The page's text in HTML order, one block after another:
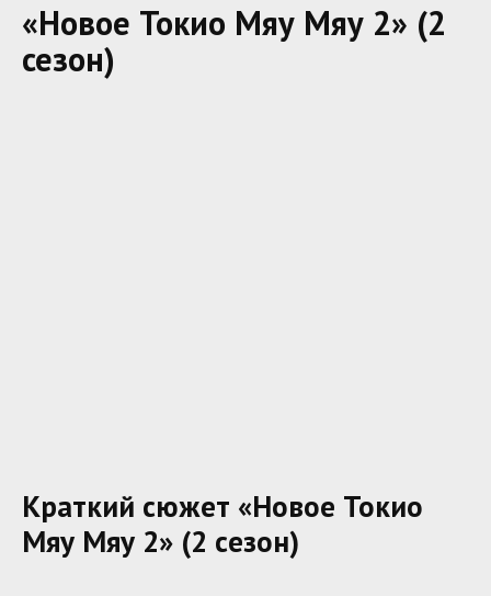
«Новое Токио Мяу Мяу 2» (2
сезон)
Краткий сюжет «Новое Токио
Мяу Мяу 2» (2 сезон)